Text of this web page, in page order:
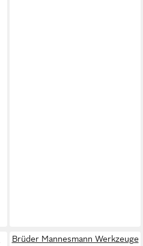
Brüder Mannesmann Werkzeuge